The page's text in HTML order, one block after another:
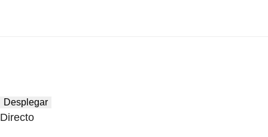
Desplegar
Directo